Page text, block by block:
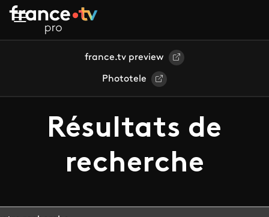
Aller au contenu principal
france.tv preview
Phototele
Résultats de
recherche